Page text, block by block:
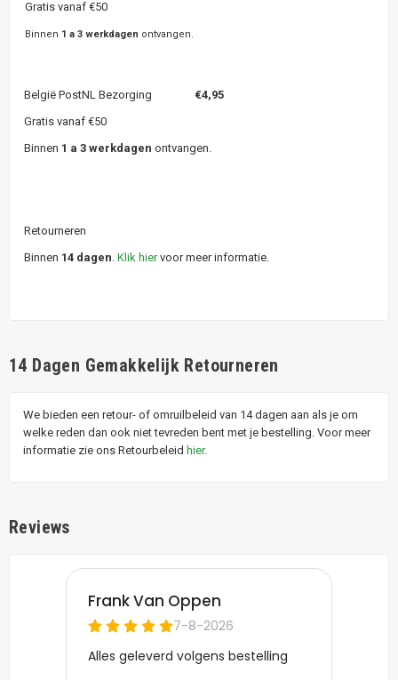
Gratis vanaf €50
Binnen 1 a 3 werkdagen ontvangen.
België PostNL Bezorging €4,95
Gratis vanaf €50
Binnen 1 a 3 werkdagen ontvangen.
Retourneren
Binnen 14 dagen. Klik hiervoor meer informatie.
14 Dagen Gemakkelijk Retourneren
We bieden een retour- of omruilbeleid van 14 dagen aan als je om
welke reden dan ook niet tevreden bent met je bestelling. Voor meer
informatie zie ons Retourbeleid hier.
Reviews